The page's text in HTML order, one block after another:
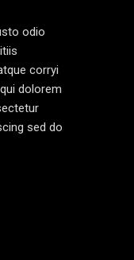
odio
corryi
dolorem
sed do